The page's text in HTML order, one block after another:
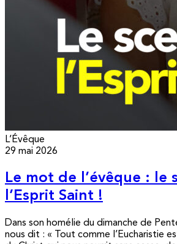
L’Évêque
29 mai 2026
Le mot de l’évêque : le
l’Esprit Saint !
Dans son homélie du dimanche de
nous dit : « Tout comme l’Eucharistie